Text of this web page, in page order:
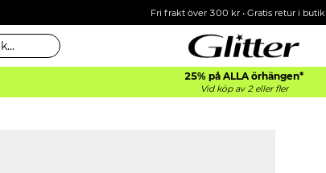
Fri frakt över 300 kr• Gratis retur i butik
25% på ALLA örhängen*
Vid köp av 2 eller fler